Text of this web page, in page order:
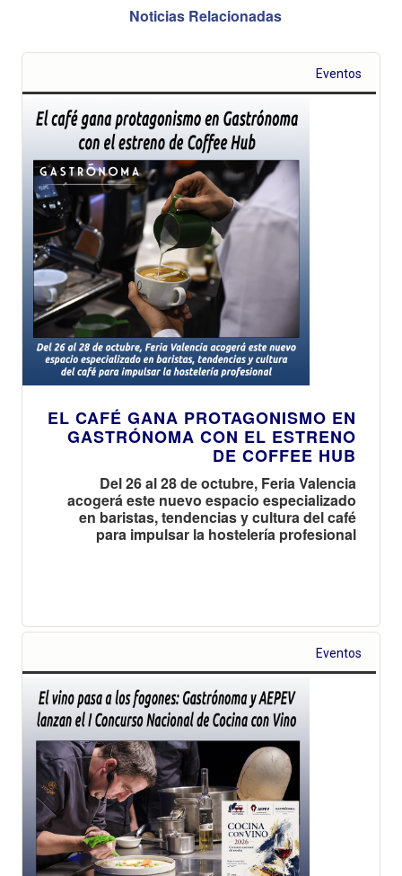
Noticias Relacionadas
Eventos
EL CAFÉ GANA PROTAGONISMO EN
GASTRÓNOMA CON EL ESTRENO
DE COFFEE HUB
Del 26 al 28 de octubre, Feria Valencia
acogerá este nuevo espacio especializado
en baristas, tendencias y cultura del café
para impulsar la hostelería profesional
Eventos